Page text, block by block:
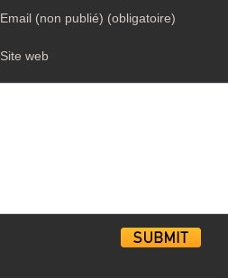
Email (non publié) (obligatoire)
Site web